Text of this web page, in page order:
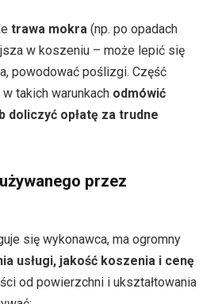
trawa mokra (np. po opadach
w koszeniu – może lepić się
powodować poślizgi. Część
takich warunkach odmówić
doliczyć opłatę za trudne
przez
się wykonawca, ma ogromny
usługi, jakość koszenia i cenę
od powierzchni i ukształtowania